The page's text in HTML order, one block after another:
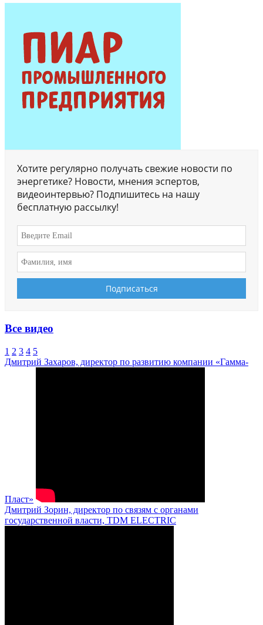
Хотите регулярно получать свежие новости по
энергетике? Новости, мнения эспертов,
видеоинтервью? Подпишитесь на нашу
бесплатную рассылку!
Все видео
1 2 3 4 5
Дмитрий Захаров, директор по развитию компании «Гамма-
Пласт»
Дмитрий Зорин, директор по связям с органами
государственной власти, TDM ELECTRIC